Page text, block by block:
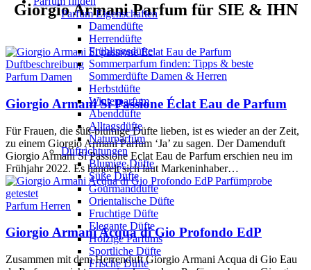
Parfüm Eigenschaften
Damendüfte
Herrendüfte
Frühlingsdüfte
Sommerparfum finden: Tipps & beste
Sommerdüfte Damen & Herren
Herbstdüfte
Winterparfum
Abenddüfte
Alltagsdüfte
Naturparfüm
Duftrichtungen
Blumige Düfte
Süße Düfte
Gourmanddüfte
Orientalische Düfte
Fruchtige Düfte
Elegante Düfte
Holzige Parfums
Sportliche Düfte
Frische Düfte
Giorgio Armani Parfum für SIE & IHN
Parfum Damen
Giorgio Armani Sì Passione Éclat Eau de Parfum
Für Frauen, die süß-blumige Düfte lieben, ist es wieder an der Zeit,
zu einem Giorgio Armani Parfum ‘Ja’ zu sagen. Der Damenduft
Giorgio Armani Si Passione Eclat Eau de Parfum erschien neu im
Frühjahr 2022. Es handelt sich laut Markeninhaber…
Parfum Herren
Giorgio Armani Acqua di Gio Profondo EdP
Zusammen mit dem Herrenduft Giorgio Armani Acqua di Gio Eau